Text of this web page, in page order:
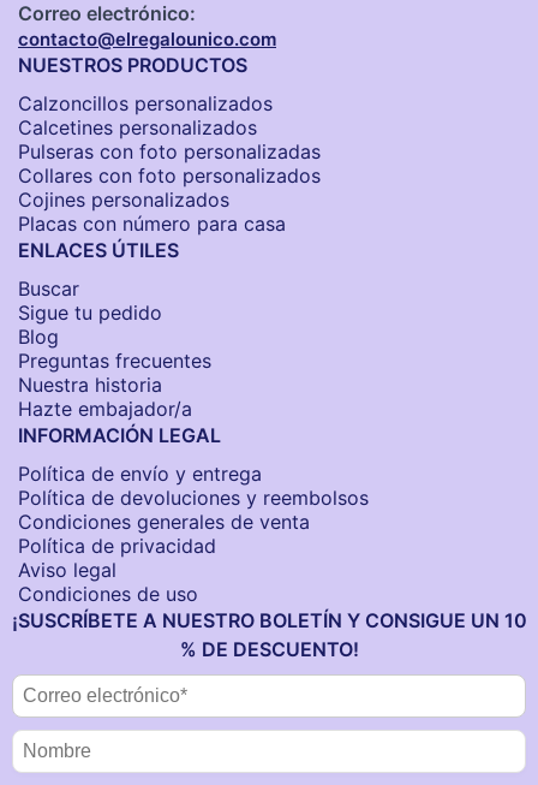
Correo electrónico:
contacto@elregalounico.com
NUESTROS PRODUCTOS
Calzoncillos personalizados​
Calcetines personalizados
Pulseras con foto personalizadas
Collares con foto personalizados
Cojines personalizados
Placas con número para casa
ENLACES ÚTILES
Buscar
Sigue tu pedido
Blog
Preguntas frecuentes
Nuestra historia
Hazte embajador/a
INFORMACIÓN LEGAL
Política de envío y entrega
Política de devoluciones y reembolsos
Condiciones generales de venta
Política de privacidad
Aviso legal
Condiciones de uso
¡SUSCRÍBETE A NUESTRO BOLETÍN Y CONSIGUE UN 10
% DE DESCUENTO!